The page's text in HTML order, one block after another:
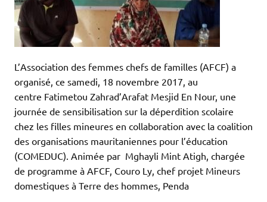
L’Association des femmes chefs de familles (AFCF) a
organisé, ce samedi, 18 novembre 2017, au
centre Fatimetou Zahrad’Arafat Mesjid En Nour, une
journée de sensibilisation sur la déperdition scolaire
chez les filles mineures en collaboration avec la coalition
des organisations mauritaniennes pour l’éducation
(COMEDUC). Animée par Mghayli Mint Atigh, chargée
de programme à AFCF, Couro Ly, chef projet Mineurs
domestiques à Terre des hommes, Penda